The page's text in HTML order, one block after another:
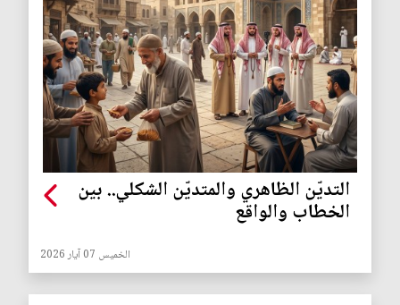
التديّن الظاهري والمتديّن الشكلي.. بين
الخطاب والواقع
الخميس 07 آيار 2026